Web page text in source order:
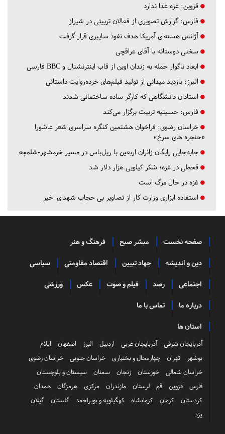
قزوین: غزه غذا ندارد
فارس: گزارش تصویری از فعالان تربیتی در شیراز
آژانس هسته‌ای آمریکا هدف نفوذ سایبری قرار گرفت
سخنی دوستانه با آقای عراقچی
ابعاد ناگوار حمله به زندان اوین از قاب اینترنشنال و BBC فارسی
البرز: بازدید میدانی از تولید فیلم‌های خرده‌روایت داستانی
استادان دانشگاهی که کارگر ساده ساختمانی شدند
فارس: حسینیه تربیت برگزار می‌کند
خراسان رضوی: فراخوان هشتمین کنگره سراسری شعر عاشورا
«حنجره های سرخ»
جابه‌جایی رایگان زائران اربعین با ریل‌باس در مسیر خرمشهر-شلمچه
قحطی در غزه؛ شکر کیلویی هزار دلار شد
غزه در حال مرگ است
استفاده ابزاری وزارت کار از تصاویر بی حجاب شهدای اخیر
صفحه نخست مبشر صبح فرهنگ و هنر
دین و اندیشه جهاد تبیین اقتصاد مقاومتی سیاسی
اجتماعی رصد فیلم و صوت عکس ورزشی
درباره ما تماس با ما
استان ها
آذربایجان شرقی آذربایجان غربی اردبیل البرز اصفهان
ایلام
بوشهر
تهران چهارمحال و بختیاری خراسان جنوبی
خراسان رضوی
خراسان شمالی
خوزستان زنجان سمنان
سیستان و بلوچستان
فارس
قزوین قم لرستان مازندران مرکزی هرمزگان
همدان
کردستان
کرمان کرمانشاه کهگیلویه و بویراحمد گلستان
گیلان
یزد